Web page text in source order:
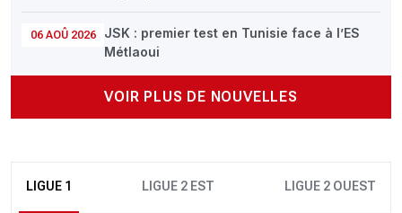
06 AOÛ 2026
JSK : premier test en Tunisie face à l’ES
Métlaoui
VOIR PLUS DE NOUVELLES
LIGUE 1 LIGUE 2 EST LIGUE 2 OUEST